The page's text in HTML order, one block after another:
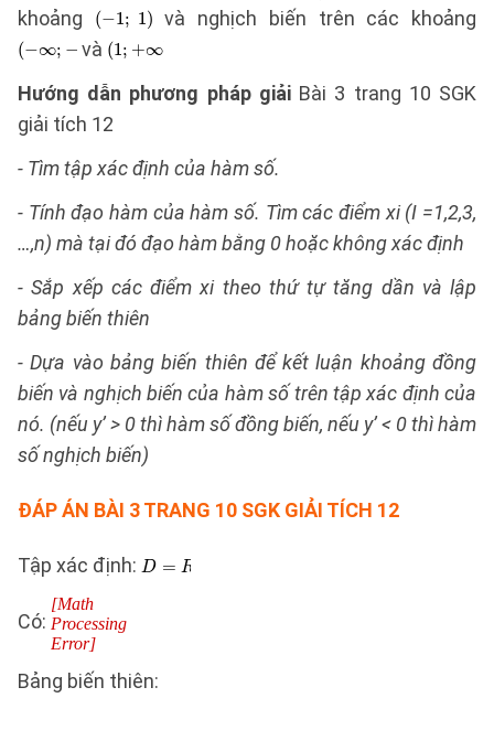
khoảng
và nghịch biến trên các khoảng
và
Hướng dẫn phương pháp giảiBài 3 trang 10 SGK
giải tích 12
- Tìm tập xác định của hàm số.
- Tính đạo hàm của hàm số. Tìm các điểm xi (I =1,2,3,
…,n) mà tại đó đạo hàm bằng 0 hoặc không xác định
- Sắp xếp các điểm xi theo thứ tự tăng dần và lập
bảng biến thiên
- Dựa vào bảng biến thiên để kết luận khoảng đồng
biến và nghịch biến của hàm số trên tập xác định của
nó. (nếu y’ > 0 thì hàm số đồng biến, nếu y’ < 0 thì hàm
số nghịch biến)
ĐÁP ÁN BÀI 3 TRANG 10 SGK GIẢI TÍCH 12
Tập xác định:
Có:
Bảng biến thiên: